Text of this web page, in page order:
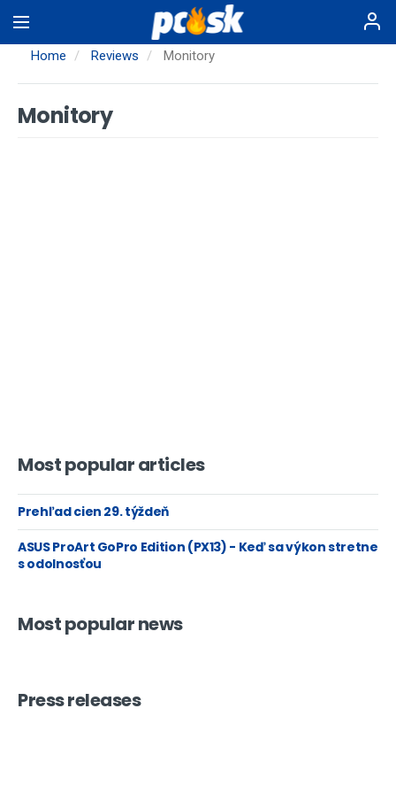
mainHome Reviews Monitory
Monitory
Most popular articles
Prehľad cien 29. týždeň
ASUS ProArt GoPro Edition (PX13) - Keď sa výkon stretne
s odolnosťou
Most popular news
Press releases